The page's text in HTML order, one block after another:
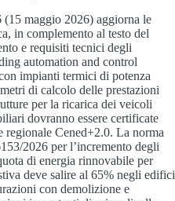
maggio 2026) aggiorna le
in complemento al testo del
e requisiti tecnici degli
automation and control
impianti termici di potenza
di calcolo delle prestazioni
per la ricarica dei veicoli
dovranno essere certificate
regionale Cened+2.0. La norma
2026 per l’incremento degli
di energia rinnovabile per
deve salire al 65% negli edifici
con demolizione e